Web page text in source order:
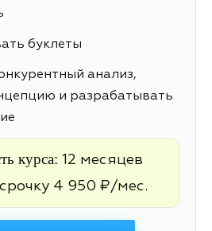
буклеты
анализ,
и разрабатывать
курса: 12 месяцев
4 950 ₽/мес.